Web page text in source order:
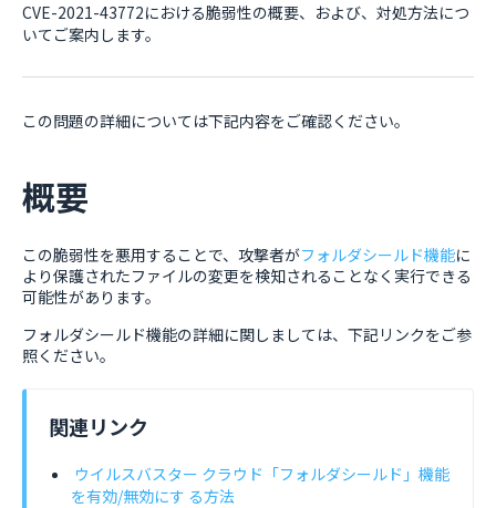
CVE-2021-43772における脆弱性の概要、および、対処方法につ
いてご案内します。
この問題の詳細については下記内容をご確認ください。
概要
この脆弱性を悪用することで、攻撃者がフォルダシールド機能に
より保護されたファイルの変更を検知されることなく実行できる
可能性があります。
フォルダシールド機能の詳細に関しましては、下記リンクをご参
照ください。
関連リンク
ウイルスバスター クラウド「フォルダシールド」機能
を有効/無効にす る方法